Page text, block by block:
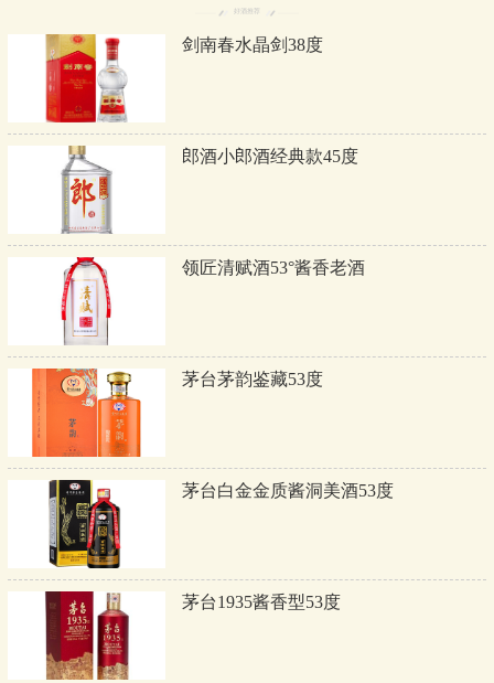
好酒推荐
剑南春水晶剑38度
郎酒小郎酒经典款45度
领匠清赋酒53°酱香老酒
茅台茅韵鉴藏53度
茅台白金金质酱洞美酒53度
茅台1935酱香型53度